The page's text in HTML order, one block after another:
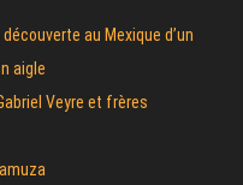
au Mexique d’un
aigle
Veyre et frères